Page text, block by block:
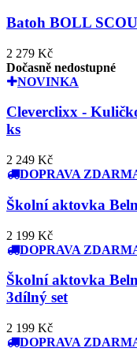
Batoh BOLL
2 279 Kč
Dočasně nedostupné
NOVINKA
Cleverclixx -
ks
2 249 Kč
DOPRAVA
Školní aktovka
2 199 Kč
DOPRAVA
Školní aktovka
3dílný set
2 199 Kč
DOPRAVA